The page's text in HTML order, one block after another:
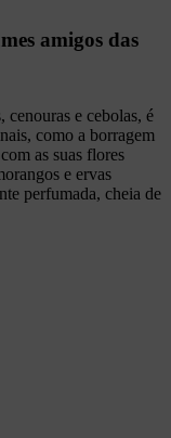
amigos das
cenouras e cebolas, é
como a borragem
as suas flores
e ervas
perfumada, cheia de